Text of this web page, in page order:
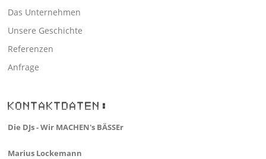
Das Unternehmen
Unsere Geschichte
Referenzen
Anfrage
KONTAKTDATEN:
Die DJs - Wir MACHEN's BÄSSEr
Marius Lockemann